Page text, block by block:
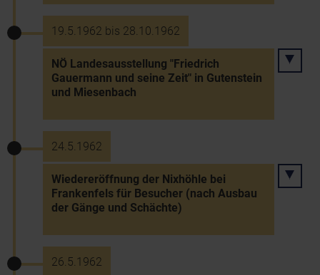
19.5.1962 bis 28.10.1962
NÖ Landesausstellung "Friedrich
Gauermann und seine Zeit" in Gutenstein
und Miesenbach
24.5.1962
Wiedereröffnung der Nixhöhle bei
Frankenfels für Besucher (nach Ausbau
der Gänge und Schächte)
26.5.1962